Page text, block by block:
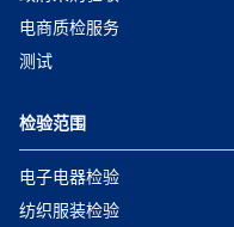
电商质检服务
测试
检验范围
电子电器检验
纺织服装检验